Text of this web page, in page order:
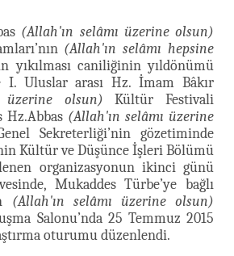
(Allah'ın selâmı üzerine olsun)
(Allah'ın selâmı hepsine
yıkılması caniliğinin yıldönümü
I. Uluslar arası Hz. İmam Bâkır
üzerine olsun) Kültür Festivali
Hz.Abbas (Allah'ın selâmı üzerine
Sekreterliği’nin gözetiminde
Kültür ve Düşünce İşleri Bölümü
organizasyonun ikinci günü
Mukaddes Türbe’ye bağlı
(Allah'ın selâmı üzerine olsun)
Salonu’nda 25 Temmuz 2015
oturumu düzenlendi.